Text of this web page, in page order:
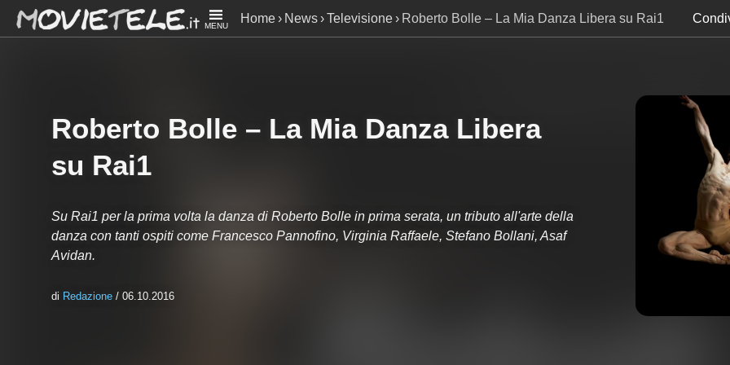
MENU
Home News Televisione Roberto Bolle – La Mia Danza Libera su Rai1
Roberto Bolle – La Mia Danza Libera
su Rai1
Su Rai1 per la prima volta la danza di Roberto Bolle in prima serata, un tributo all'arte della
danza con tanti ospiti come Francesco Pannofino, Virginia Raffaele, Stefano Bollani, Asaf
Avidan.
di Redazione / 06.10.2016